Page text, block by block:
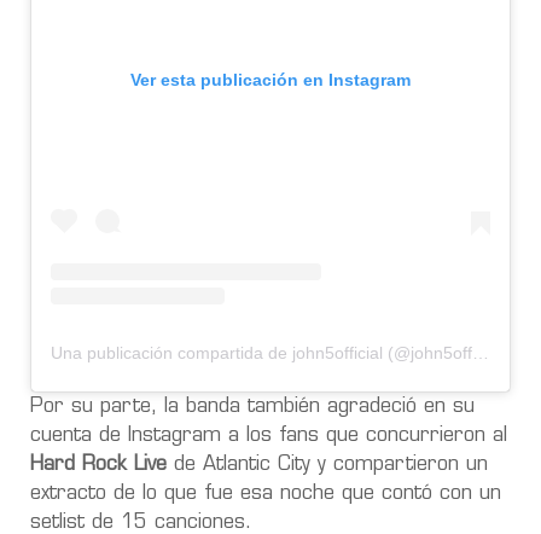
Ver esta publicación en Instagram
Por su parte, la banda también agradeció en su
cuenta de Instagram a los fans que concurrieron al
Hard Rock Live de Atlantic City y compartieron un
extracto de lo que fue esa noche que contó con un
setlist de 15 canciones.